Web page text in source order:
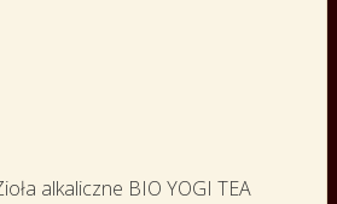
alkaliczne BIO YOGI TEA